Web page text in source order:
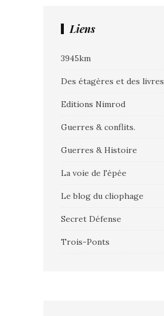
Liens
3945km
Des étagères et des livres
Editions Nimrod
Guerres & conflits.
Guerres & Histoire
La voie de l'épée
Le blog du cliophage
Secret Défense
Trois-Ponts